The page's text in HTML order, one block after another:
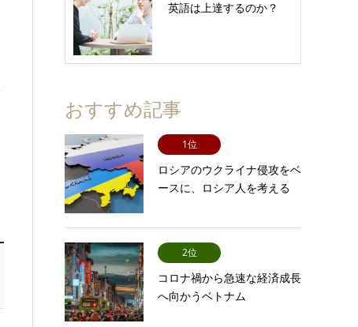
英語は上達するのか？
おすすめ記事
1位
ロシアのウクライナ侵攻をベ
ースに、ロシア人を考える
2位
コロナ禍から急速な経済成長
へ向かうベトナム